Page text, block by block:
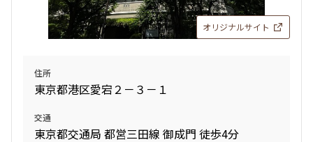
オリジナルサイト
住所
東京都港区愛宕２－３－１
交通
東京都交通局 都営三田線 御成門 徒歩4分